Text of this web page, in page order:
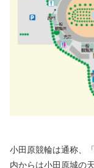
小田原競輪は通称、
内からは小田原城の